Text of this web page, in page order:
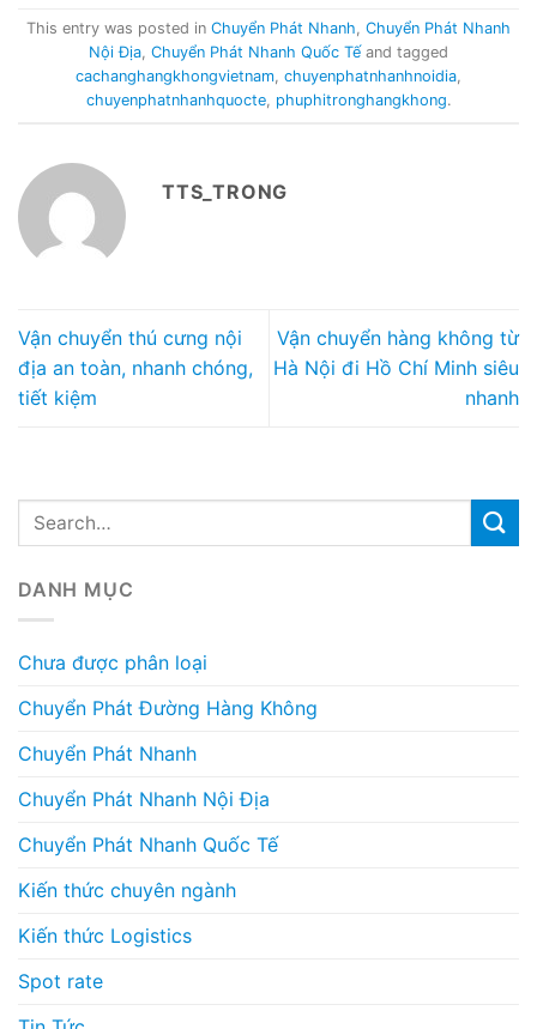
This entry was posted in Chuyển Phát Nhanh Chuyển Phát Nhanh
Nội Địa Chuyển Phát Nhanh Quốc Tế and tagged
cachanghangkhongvietnam chuyenphatnhanhnoidia
chuyenphatnhanhquocte, phuphitronghangkhong.
TTS_TRONG
Vận chuyển thú cưng nội
địa an toàn, nhanh chóng,
tiết kiệm
Vận chuyển hàng không từ
Hà Nội đi Hồ Chí Minh siêu
nhanh
DANH MỤC
Chưa được phân loại
Chuyển Phát Đường Hàng Không
Chuyển Phát Nhanh
Chuyển Phát Nhanh Nội Địa
Chuyển Phát Nhanh Quốc Tế
Kiến thức chuyên ngành
Kiến thức Logistics
Spot rate